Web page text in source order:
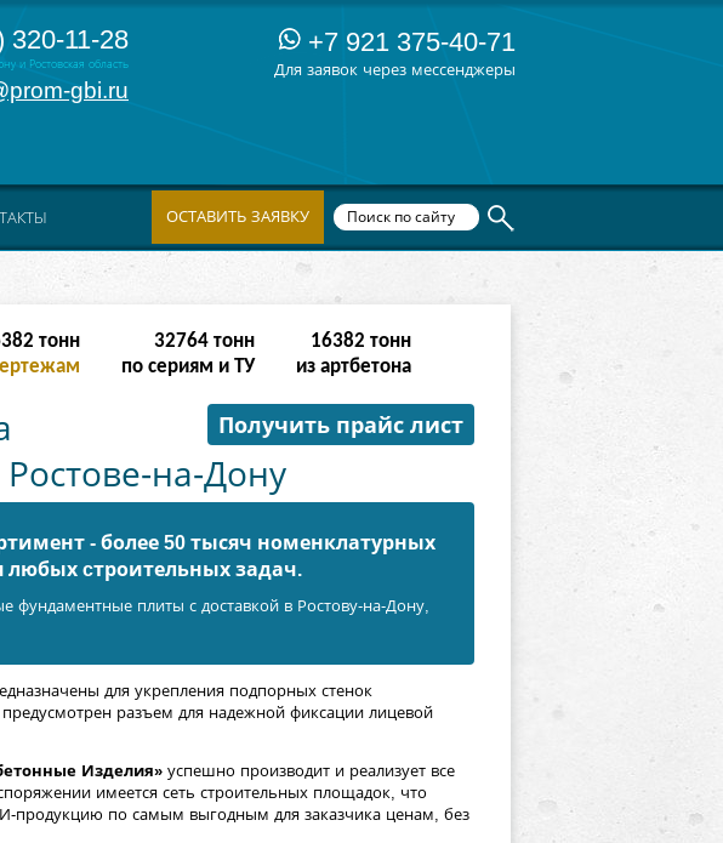
320-11-28
и Ростовская область
gbi.ru
+7 921 375-40-71
Для заявок через мессенджеры
ОСТАВИТЬ ЗАЯВКУ
тонн
131068тонн
по сериям и ТУ
65534 тонн
из артбетона
Получить прайс лист
на-Дону
- более 50 тысяч номенклатурных
любых cтроительных задач.
фундаментные плиты с доставкой в Ростову-на-Дону,
для укрепления подпорных стенок
разъем для надежной фиксации лицевой
Изделия» успешно производит и реализует все
имеется сеть строительных площадок, что
продукцию по самым выгодным для заказчика ценам, без